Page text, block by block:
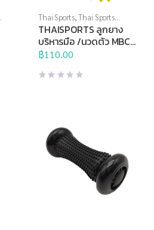
Thai Sports,Thai Sports
Brand,บริหารมือ, อุปกรณ์คลาย
กล้ามเนื้อ,อุปกรณ์นวด ,อุปกรณ์
บริหารกาย,อุปกรณ์สุขภาพเพื่อ
ผู้สูงวัย,อุปกรณ์เพื่อสุขภาพ
THAISPORTS ลูกยาง
บริหารมือ /นวดตัว MBC-
05 (คู่)
฿110.00